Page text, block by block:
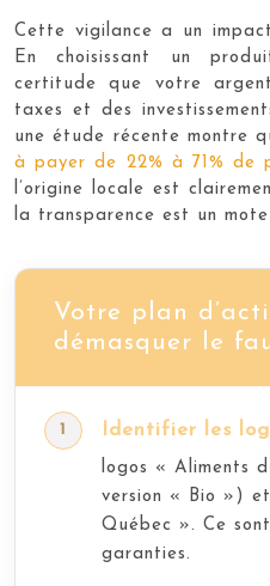
Cette vigilance a un
En choisissant un
certitude que votre
taxes et des
une étude récente montre
à payer de 22% à 71% de
l’origine locale est
la transparence est un
Votre plan
démasquer le
Identifier les
logos « Aliments
version « Bio »)
Québec ». Ce
garanties.